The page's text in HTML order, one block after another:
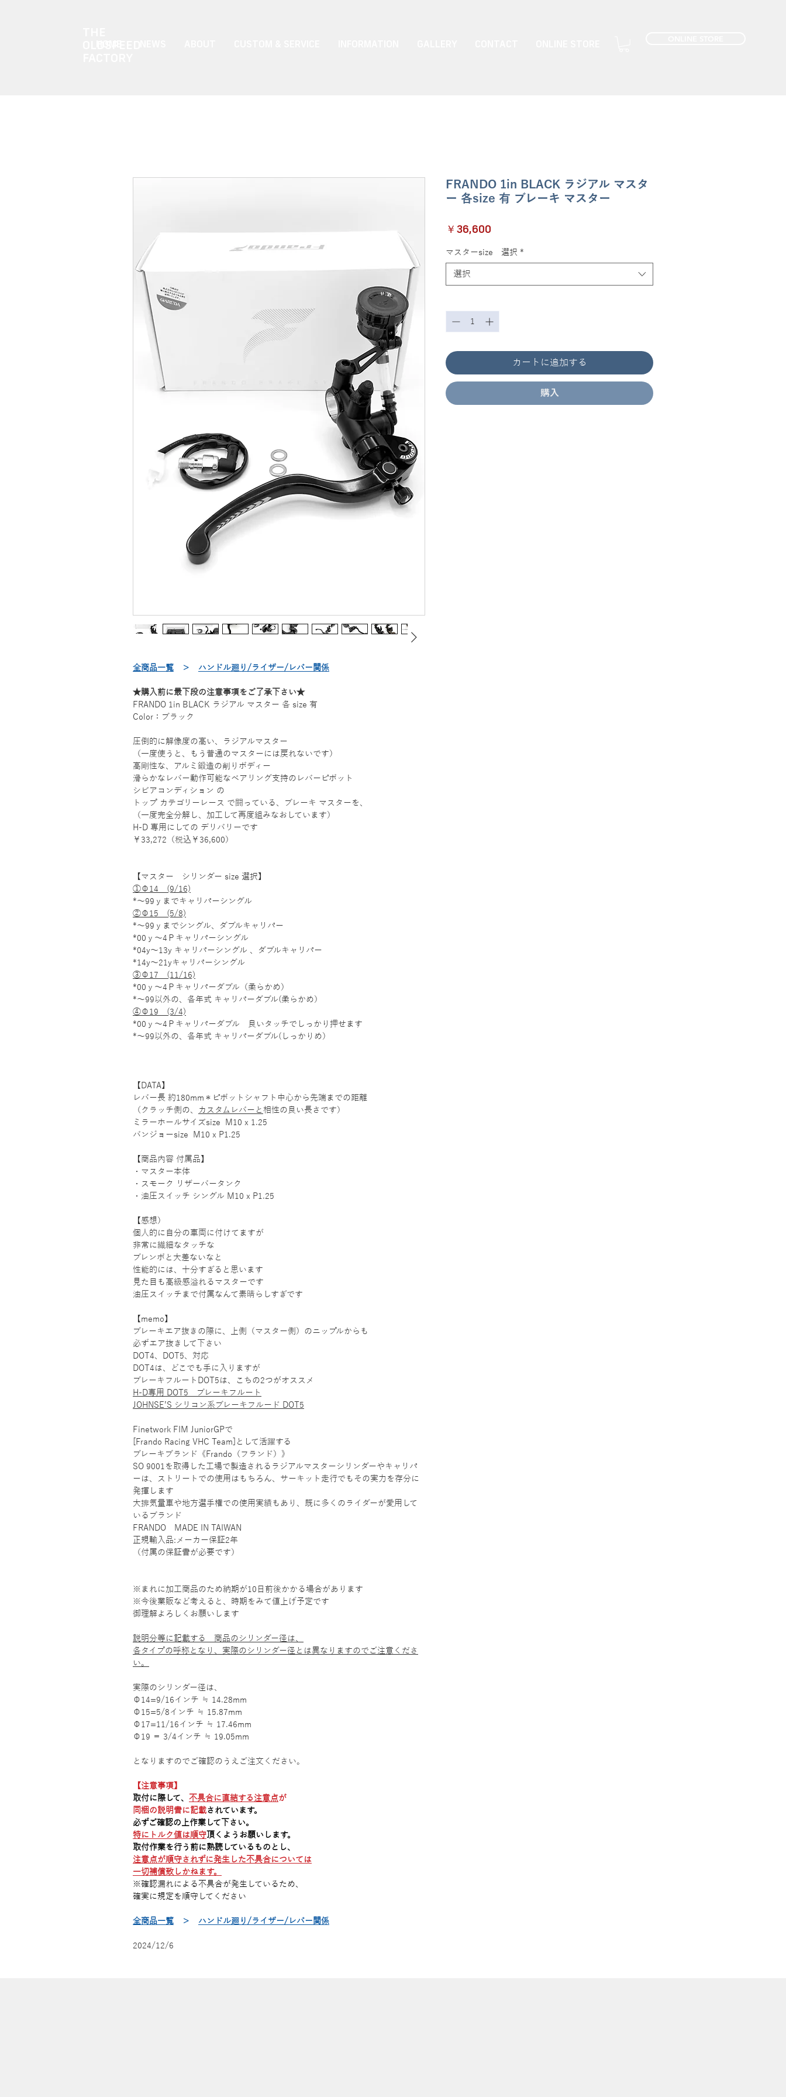
全商品一覧 ＞ ハンドル廻り/ライザー/レバー関係
★購入前に最下段の注意事項をご了承下さい★
FRANDO 1in BLACK ラジアル マスター 各 size 有
Color：ブラック
圧倒的に解像度の高い、ラジアルマスター
（一度使うと、もう普通のマスターには戻れないです）
高剛性な、アルミ鍛造の削りボディー
滑らかなレバー動作可能なベアリング支持のレバーピボット
シビアコンディション の
トップ カテゴリーレース で闘っている、ブレーキ マスターを、
（一度完全分解し、加工して再度組みなおしています）
H-D 専用にしての デリバリーです
￥33,272（税込￥36,600）
【マスター シリンダー size 選択】
①Φ14 (9/16)
*～99ｙまでキャリパーシングル
②Φ15 (5/8)
*～99ｙまでシングル、ダブルキャリパー
*00ｙ～4Ｐキャリパーシングル
*04y～13y キャリパーシングル 、ダブルキャリパー
*14y～21yキャリパーシングル
③Φ17 (11/16)
*00ｙ～4Ｐキャリパーダブル（柔らかめ）
*～99以外の、各年式 キャリパーダブル(柔らかめ）
④Φ19 (3/4)
*00ｙ～4Ｐキャリパーダブル 良いタッチでしっかり押せます
*～99以外の、各年式 キャリパーダブル(しっかりめ）
【DATA】
レバー長 約180mm＊ピボットシャフト中心から先端までの距離
（クラッチ側の、
カスタムレバーと 相性の良い長さです）
ミラーホールサイズsize M10 x 1.25
バンジョーsize M10 x P1.25
【商品内容 付属品】
・マスター本体
・スモーク リザーバータンク
・油圧スイッチ シングル M10 x P1.25
【感想）
個人的に自分の車両に付けてますが
非常に繊細なタッチな
ブレンボと大差ないなと
性能的には、十分すぎると思います
見た目も高級感溢れるマスターです
油圧スイッチまで付属なんて素晴らしすぎです
【memo】
ブレーキエア抜きの際に、上側（マスター側）のニップルからも
必ずエア抜きして下さい
DOT4、DOT5、対応
DOT4は、どこでも手に入りますが
ブレーキフルートDOT5は、こちの2つがオススメ
H-D専用 DOT5 ブレーキフルート
JOHNSE’S シリコン系ブレーキフルード DOT5
Finetwork FIM JuniorGPで
[Frando Racing VHC Team]として活躍する
ブレーキブランド《Frando（フランド）》
SO 9001を取得した工場で製造されるラジアルマスターシリンダーやキャリパ
ーは、ストリートでの使用はもちろん、サーキット走行でもその実力を存分に
発揮します
大排気量車や地方選手権での使用実績もあり、既に多くのライダーが愛用して
いるブランド
FRANDO MADE IN TAIWAN
正規輸入品:メーカー保証2年
（付属の保証書が必要です）
※まれに加工商品のため納期が10日前後かかる場合があります
※今後業販など考えると、時期をみて値上げ予定です
御理解よろしくお願いします
説明分等に記載する 商品のシリンダー径は、
各タイプの呼称となり、実際のシリンダー径とは異なりますのでご注意くださ
い。
実際のシリンダー径は、
Φ14=9/16インチ ≒ 14.28mm
Φ15=5/8インチ ≒ 15.87mm
Φ17=11/16インチ ≒ 17.46mm
Φ19 ＝ 3/4インチ ≒ 19.05mm
となりますのでご確認のうえご注文ください。
【注意事項】
取付に際して、 不具合に直結する注意点が
同梱の説明書に記載されています。
必ずご確認の上作業して下さい。
特にトルク値は順守頂くようお願いします。
取付作業を行う前に熟読しているものとし、
注意点が順守されずに発生した不具合については
一切補償致しかねます。
※確認漏れによる不具合が発生しているため、
確実に規定を順守してください
全商品一覧 ＞ ハンドル廻り/ライザー/レバー関係
2024/12/6
FRANDO 1in BLACK ラジアル マスタ
ー 各size 有 ブレーキ マスター
￥36,600
マスターsize 選択 *
選択
カートに追加する
購入